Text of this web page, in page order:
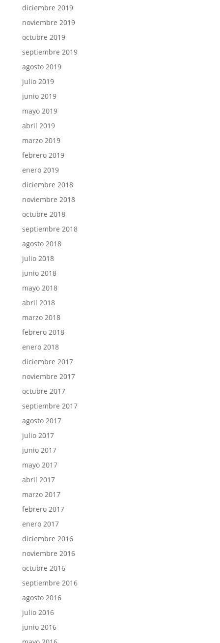
diciembre 2019
noviembre 2019
octubre 2019
septiembre 2019
agosto 2019
julio 2019
junio 2019
mayo 2019
abril 2019
marzo 2019
febrero 2019
enero 2019
diciembre 2018
noviembre 2018
octubre 2018
septiembre 2018
agosto 2018
julio 2018
junio 2018
mayo 2018
abril 2018
marzo 2018
febrero 2018
enero 2018
diciembre 2017
noviembre 2017
octubre 2017
septiembre 2017
agosto 2017
julio 2017
junio 2017
mayo 2017
abril 2017
marzo 2017
febrero 2017
enero 2017
diciembre 2016
noviembre 2016
octubre 2016
septiembre 2016
agosto 2016
julio 2016
junio 2016